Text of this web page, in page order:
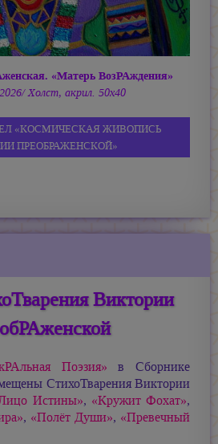
«Матерь ВозРАждения»
Холст, акрил. 50х40
«КОСМИЧЕСКАЯ ЖИВОПИСЬ
ПРЕОБРАЖЕНСКОЙ»
Виктории
Поэзия» в Сборнике
СтихоТварения Виктории
Истины», «Кружит Фохат»,
, «Полёт Души», «Превечный